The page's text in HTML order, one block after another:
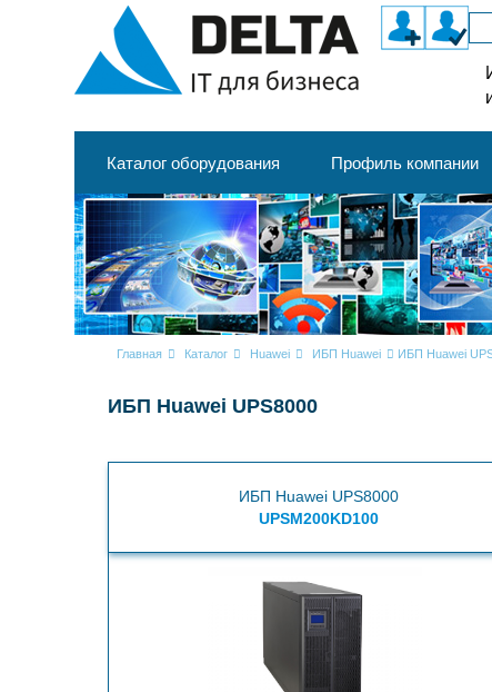
Каталог оборудования Профиль компании
Главная Каталог Huawei ИБП Huawei ИБП Huawei
ИБП Huawei UPS8000
ИБП Huawei UPS8000
UPSM200KD100